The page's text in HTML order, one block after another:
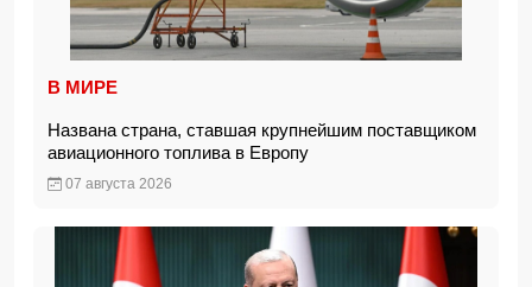
В МИРЕ
Названа страна, ставшая крупнейшим поставщиком
авиационного топлива в Европу
07 августа 2026